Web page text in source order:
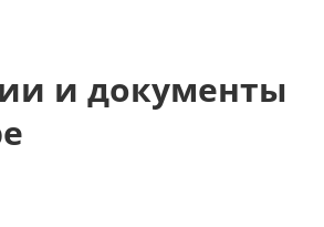
и документы